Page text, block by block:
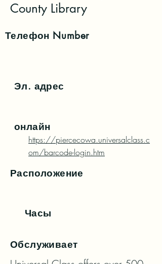
County Library
Телефон Number
Эл. адрес
онлайн
https://piercecowa.universalclass.c
om/barcode-login.htm
Расположение
Часы
Обслуживает